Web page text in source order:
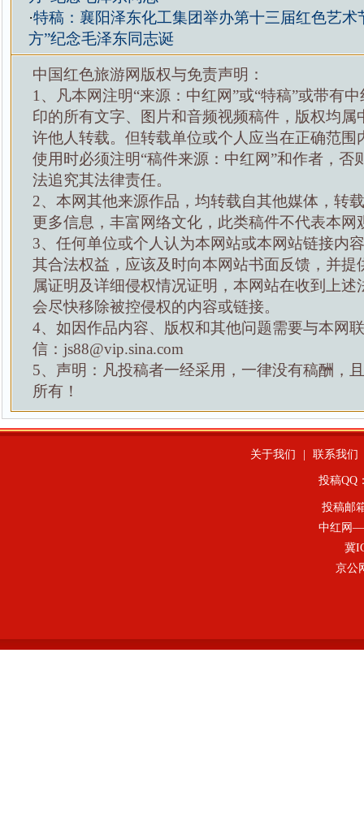
·特稿：襄阳泽东化工集团举办第十三届红色艺术
方”纪念毛泽东同志诞
中国红色旅游网版权与免责声明：
1、凡本网注明“来源：中红网”或“特稿”或带有
印的所有文字、图片和音频视频稿件，版权均属
许他人转载。但转载单位或个人应当在正确范围
使用时必须注明“稿件来源：中红网”和作者，否
法追究其法律责任。
2、本网其他来源作品，均转载自其他媒体，转
更多信息，丰富网络文化，此类稿件不代表本网
3、任何单位或个人认为本网站或本网站链接内
其合法权益，应该及时向本网站书面反馈，并提
属证明及详细侵权情况证明，本网站在收到上述
会尽快移除被控侵权的内容或链接。
4、如因作品内容、版权和其他问题需要与本网
信：js88@vip.sina.com
5、声明：凡投稿者一经采用，一律没有稿酬，
所有！
关于我们 联系我们
投稿QQ
投稿邮
中红网—
冀
京公